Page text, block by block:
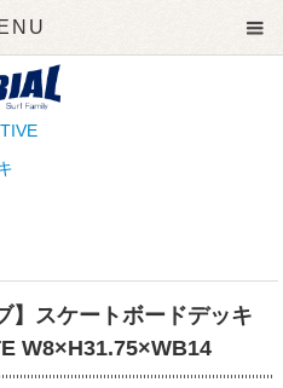
】スケートボードデッキ
W8×H31.75×WB14